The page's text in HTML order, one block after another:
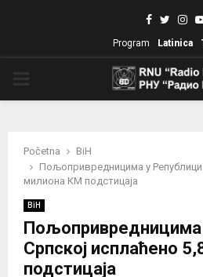
Facebook
Program Latinica
Početna
BiH
Пољопривредницима у Републици
милиона КМ подстицаја
BiH
Пољопривредницима
Српској исплаћено
подстицаја